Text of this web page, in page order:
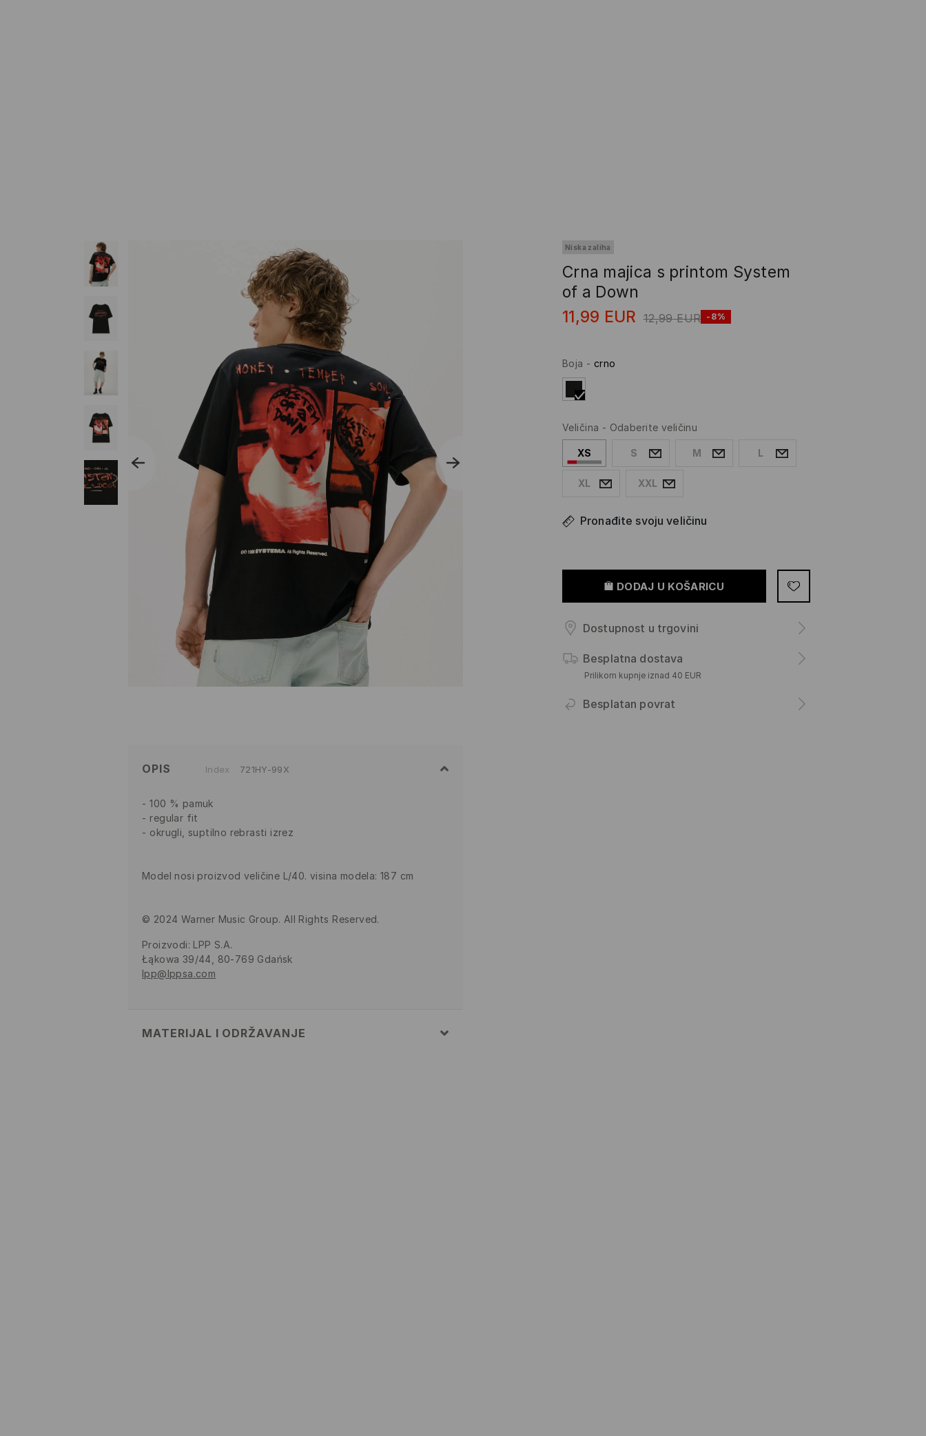
Niska zaliha
Crna majica s printom System
of a Down
11,99 EUR 12,99 EUR -8%
Boja - crno
Veličina - Odaberite veličinu
XS S M L
XL XXL
Pronađite svoju veličinu
DODAJ U KOŠARICU
Dostupnost u trgovini
Besplatna dostava
Prilikom kupnje iznad 40 EUR
Besplatan povrat
OPIS Index 721HY-99X
100 % pamuk
regular fit
okrugli, suptilno rebrasti izrez
Model nosi proizvod veličine L/40. visina modela: 187 cm
© 2024 Warner Music Group. All Rights Reserved.
Proizvodi: LPP S.A.
Łąkowa 39/44, 80-769 Gdańsk
lpp@lppsa.com
MATERIJAL I ODRŽAVANJE